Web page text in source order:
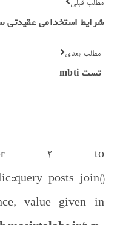
مطلب قبلی
شرایط استخدامی عقیدتی
مطلب بعدی
تست mbti
2 to
value given in